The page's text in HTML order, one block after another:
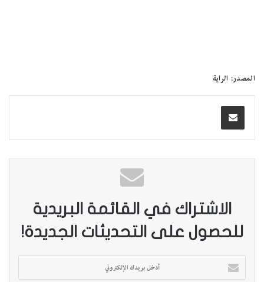
المصدر: الراية
الاشتراك في القائمة البريدية
للحصول على التحديثات الجديدة!